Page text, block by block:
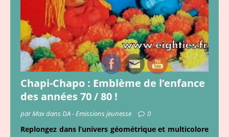
Chapi-Chapo : Emblème de l’enfance
des années 70 / 80 !
par Max dans DA - Emissions jeunesse 0
Replongez dans l’univers géométrique et multicolore